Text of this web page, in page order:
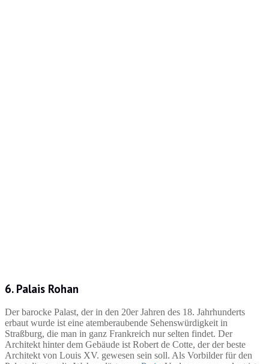
6. Palais Rohan
Der barocke Palast, der in den 20er Jahren des 18. Jahrhunderts
erbaut wurde ist eine atemberaubende Sehenswürdigkeit in
Straßburg, die man in ganz Frankreich nur selten findet. Der
Architekt hinter dem Gebäude ist Robert de Cotte, der der beste
Architekt von Louis XV. gewesen sein soll. Als Vorbilder für den